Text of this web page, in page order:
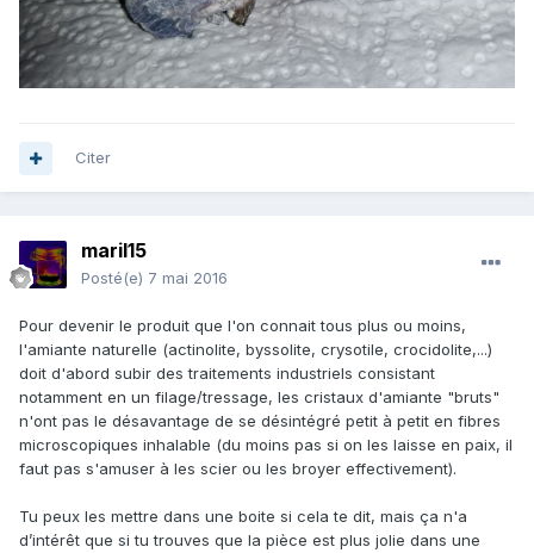
Citer
maril15
Posté(e) 7 mai 2016
Pour devenir le produit que l'on connait tous plus ou moins,
l'amiante naturelle (actinolite, byssolite, crysotile, crocidolite,...)
doit d'abord subir des traitements industriels consistant
notamment en un filage/tressage, les cristaux d'amiante "bruts"
n'ont pas le désavantage de se désintégré petit à petit en fibres
microscopiques inhalable (du moins pas si on les laisse en paix, il
faut pas s'amuser à les scier ou les broyer effectivement).
Tu peux les mettre dans une boite si cela te dit, mais ça n'a
d’intérêt que si tu trouves que la pièce est plus jolie dans une